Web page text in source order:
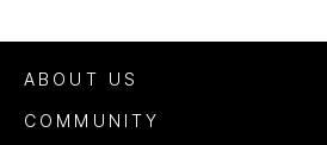
ABOUT US
COMMUNITY